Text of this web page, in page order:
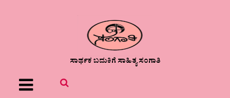
ಸಾರ್ಥಕ ಬದುಕಿಗೆ ಸಾಹಿತ್ಯ ಸಂಗಾತಿ
Menu